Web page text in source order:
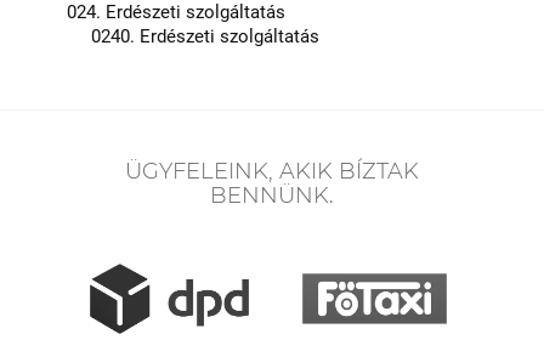
024. Erdészeti szolgáltatás
0240. Erdészeti szolgáltatás
ÜGYFELEINK, AKIK BÍZTAK
BENNÜNK.